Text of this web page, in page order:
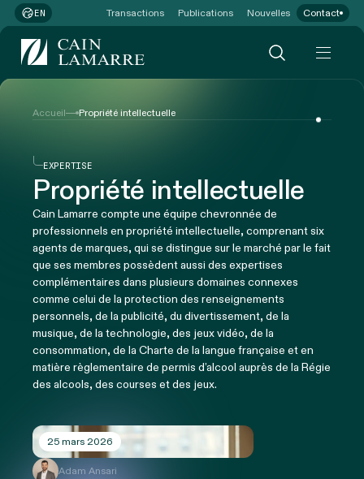
EN Transactions Publications Nouvelles Contact
Accueil Propriété intellectuelle
EXPERTISE
Propriété intellectuelle
Cain Lamarre compte une équipe chevronnée de
professionnels en propriété intellectuelle, comprenant six
agents de marques, qui se distingue sur le marché par le fait
que ses membres possèdent aussi des expertises
complémentaires dans plusieurs domaines connexes
comme celui de la protection des renseignements
personnels, de la publicité, du divertissement, de la
musique, de la technologie, des jeux vidéo, de la
consommation, de la Charte de la langue française et en
matière règlementaire de permis d’alcool auprès de la Régie
des alcools, des courses et des jeux.
25 mars 2026
Adam Ansari